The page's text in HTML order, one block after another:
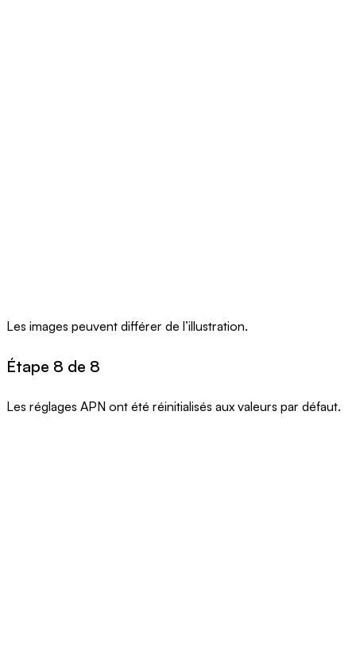
Les images peuvent différer de l’illustration.
Étape 8 de 8
Les réglages APN ont été réinitialisés aux valeurs par défaut.